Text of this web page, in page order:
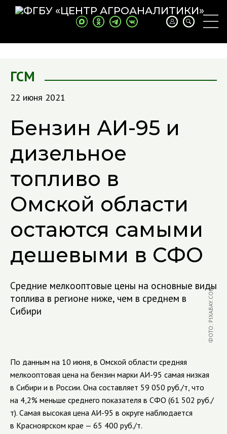
ГСМ
22 июня 2021
Бензин АИ-95 и
дизельное
топливо в
Омской области
остаются самыми
дешевыми в СФО
Средние мелкооптовые цены на основные виды
топлива в регионе ниже, чем в среднем в
Сибири
ФОТО: PIXABAY.COM
По данным на 10 июня, в Омской области средняя
мелкооптовая цена на бензин марки АИ-95 самая низкая
в Сибири и в России. Она составляет 59 050 руб./т, что
на 4,2% меньше среднего показателя в СФО (61 502 руб./
т). Самая высокая цена АИ-95 в округе наблюдается
в Красноярском крае — 65 400 руб./т.